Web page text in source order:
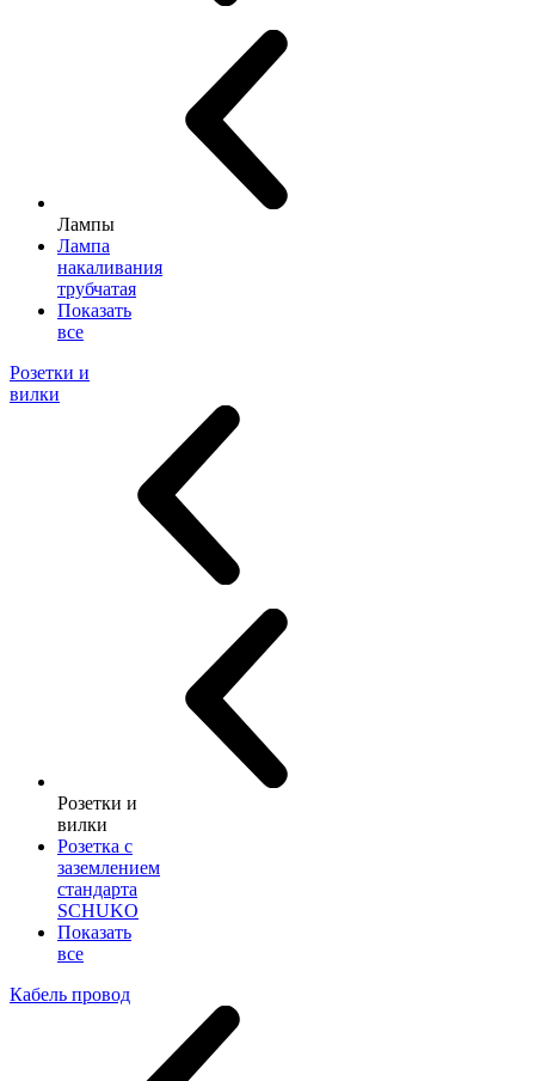
Лампы
Лампа
накаливания
трубчатая
Показать
все
Розетки и
вилки
Розетки и
вилки
Розетка с
заземлением
стандарта
SCHUKO
Показать
все
Кабель провод